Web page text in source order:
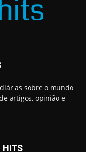
sobre o mundo
artigos, opinião e
HITS